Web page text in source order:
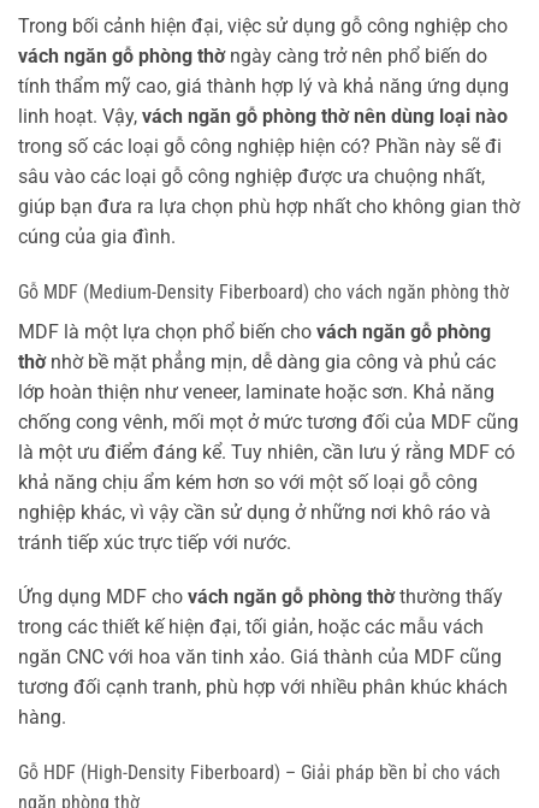
Trong bối cảnh hiện đại, việc sử dụng gỗ công nghiệp cho
vách ngăn gỗ phòng thờngày càng trở nên phổ biến do
tính thẩm mỹ cao, giá thành hợp lý và khả năng ứng dụng
linh hoạt. Vậy, vách ngăn gỗ phòng thờ nên dùng loại nào
trong số các loại gỗ công nghiệp hiện có? Phần này sẽ đi
sâu vào các loại gỗ công nghiệp được ưa chuộng nhất,
giúp bạn đưa ra lựa chọn phù hợp nhất cho không gian thờ
cúng của gia đình.
Gỗ MDF (Medium-Density Fiberboard) cho vách ngăn phòng thờ
MDF là một lựa chọn phổ biến cho vách ngăn gỗ phòng
thờnhờ bề mặt phẳng mịn, dễ dàng gia công và phủ các
lớp hoàn thiện như veneer, laminate hoặc sơn. Khả năng
chống cong vênh, mối mọt ở mức tương đối của MDF cũng
là một ưu điểm đáng kể. Tuy nhiên, cần lưu ý rằng MDF có
khả năng chịu ẩm kém hơn so với một số loại gỗ công
nghiệp khác, vì vậy cần sử dụng ở những nơi khô ráo và
tránh tiếp xúc trực tiếp với nước.
Ứng dụng MDF cho vách ngăn gỗ phòng thờthường thấy
trong các thiết kế hiện đại, tối giản, hoặc các mẫu vách
ngăn CNC với hoa văn tinh xảo. Giá thành của MDF cũng
tương đối cạnh tranh, phù hợp với nhiều phân khúc khách
hàng.
Gỗ HDF (High-Density Fiberboard) – Giải pháp bền bỉ cho vách
ngăn phòng thờ